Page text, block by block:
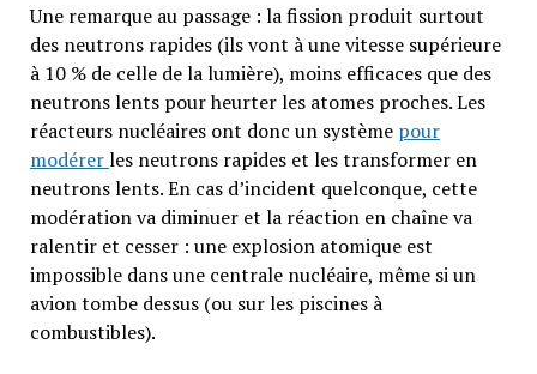
Une remarque au passage : la fission produit surtout
des neutrons rapides (ils vont à une vitesse supérieure
à 10 % de celle de la lumière), moins efficaces que des
neutrons lents pour heurter les atomes proches. Les
réacteurs nucléaires ont donc un système pour
modérerles neutrons rapides et les transformer en
neutrons lents. En cas d’incident quelconque, cette
modération va diminuer et la réaction en chaîne va
ralentir et cesser : une explosion atomique est
impossible dans une centrale nucléaire, même si un
avion tombe dessus (ou sur les piscines à
combustibles).